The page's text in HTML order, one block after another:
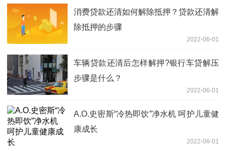
消费贷款还清如何解除抵押？贷款还清解
除抵押的步骤
2022-06-01
车辆贷款还清后怎样解押?银行车贷解压
步骤是什么？
2022-06-01
A.O.史密斯“冷热即饮”净水机 呵护儿童健
康成长
2022-06-01